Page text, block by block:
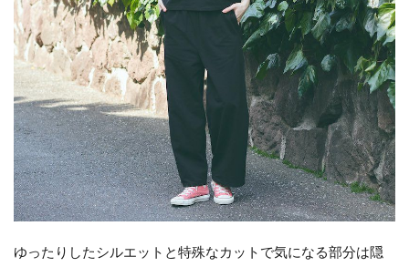
ゆったりしたシルエットと特殊なカットで気になる部分は隠